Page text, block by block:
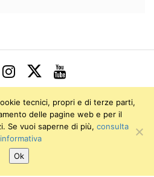
Instagram
Twitter
per il Calcolo
tecnici, propri e di terze parti,
delle pagine web e per il
Se vuoi saperne di più, consulta
Ok